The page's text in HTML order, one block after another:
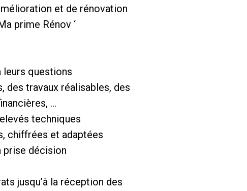
et de rénovation
prime Rénov ‘
leurs questions
des travaux réalisables, des
…
techniques
chiffrées et adaptées
prise décision
jusqu’à la réception des